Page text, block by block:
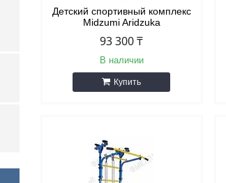
Детский спортивный комплекс
Midzumi Aridzuka
93 300 ₸
В наличии
Купить